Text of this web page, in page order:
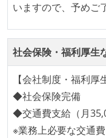
オープンな情報
KPI などチーム
誰もがいつでも閲
ドキュメントの
レッジの共有を積
取り組みをしてい
労働環境の自由
いますので、予めご
社会保険・福利厚生
【会社制度・福利厚
◆社会保険完備
◆交通費支給（月
※業務上必要な交通